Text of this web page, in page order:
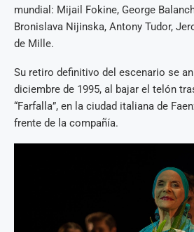
mundial: Mijail Fokine, George
Bronislava Nijinska, Antony Tudor,
de Mille.
Su retiro definitivo del escenario se
diciembre de 1995, al bajar el telón
“Farfalla”, en la ciudad italiana de
frente de la compañía.